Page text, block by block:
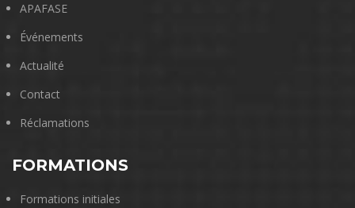
APAFASE
Événements
Actualité
Contact
Réclamations
FORMATIONS
Formations initiales